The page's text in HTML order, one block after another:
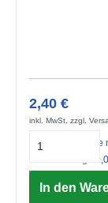
2,40 €
inkl. MwSt. zzgl.
Midi-
mit Umschlag
Vielen lieben
© Advocate Art /
In den